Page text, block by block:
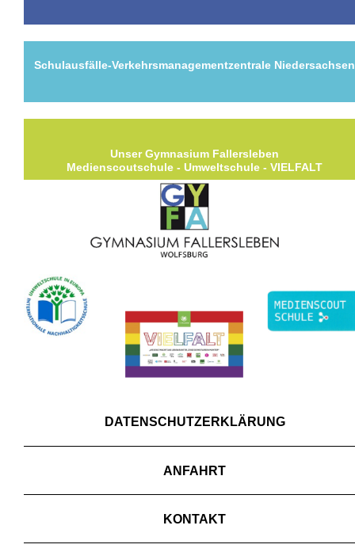
Schulausfälle-Verkehrsmanagementzentrale Niedersachsen
Unser Gymnasium Fallersleben
Medienscoutschule - Umweltschule - VIELFALT
DATENSCHUTZERKLÄRUNG
ANFAHRT
KONTAKT